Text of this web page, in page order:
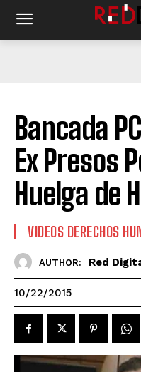
Bancada
Ex Presos
Huelga de
VIDEOS DERECHOS
AUTHOR: Red
10/22/2015